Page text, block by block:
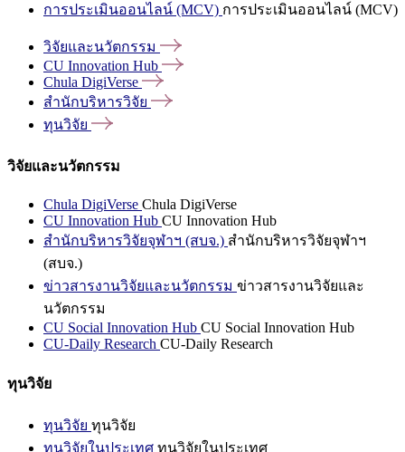
การประเมินออนไลน์ (MCV) การประเมินออนไลน์ (MCV)
วิจัยและนวัตกรรม
CU Innovation Hub
Chula DigiVerse
สำนักบริหารวิจัย
ทุนวิจัย
วิจัยและนวัตกรรม
Chula DigiVerse Chula DigiVerse
CU Innovation Hub CU Innovation Hub
สำนักบริหารวิจัยจุฬาฯ (สบจ.) สำนักบริหารวิจัยจุฬาฯ
(สบจ.)
ข่าวสารงานวิจัยและนวัตกรรม ข่าวสารงานวิจัยและ
นวัตกรรม
CU Social Innovation Hub CU Social Innovation Hub
CU-Daily Research CU-Daily Research
ทุนวิจัย
ทุนวิจัย ทุนวิจัย
ทุนวิจัยในประเทศ ทุนวิจัยในประเทศ